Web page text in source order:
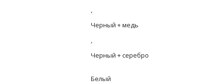
,
Черный + медь
,
Черный + серебро
Белый